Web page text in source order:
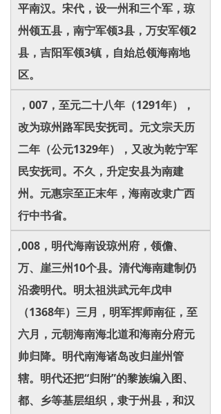
平南汉。宋代，设一州和三个军，琼
州领五县，南宁军领3县，万安军领2
县，吉阳军领3镇，自始总领海南地
区。
，007，至元二十八年（1291年），
改为琼州路军民安抚司。元文宗天历
二年（公元1329年），又改为乾宁军
民安抚司。不久，升定安县为南建
州。元惠宗至正末年，海南改隶广西
行中书省。
,008，明代海南设琼州府，领儋、
万、崖三州10个县。清代海南建制仍
沿袭明代。明太祖洪武元年戊申
（1368年）三月，明军挥师南征，至
六月，元朝海南海北道和海南分府元
帅归降。明代南海诸岛改归崖州管
辖。明代还把“归附”的黎族编入图、
都、乡等基层组织，隶于州县，和汉